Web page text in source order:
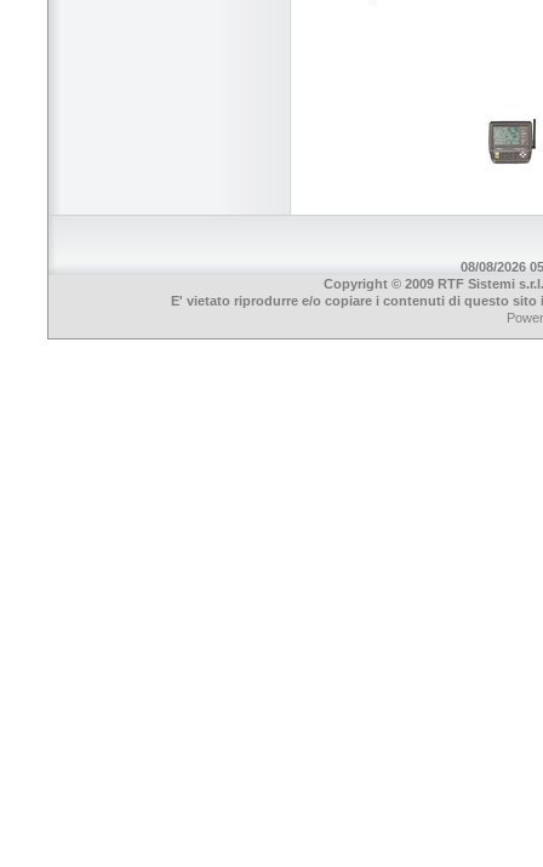
08/08/2026
Copyright © 2009 RTF Sistemi
E' vietato riprodurre e/o copiare i contenuti di questo